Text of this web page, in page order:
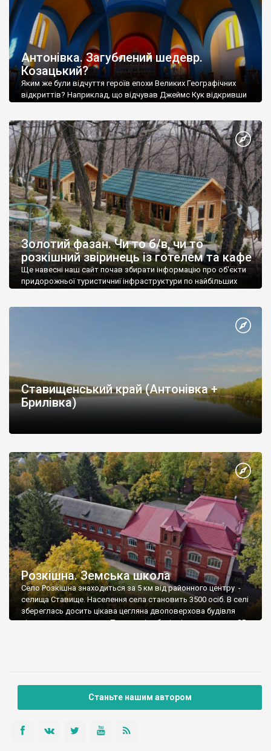
Антонівка. Загублений шедевр.
Козацький?
Яким же були відчуття героїв епохи Великих Географічних
відкриттів? Наприклад, що відчував Джеймс Кук відкривши
Золотий фазан. Чи то б/в, чи то
розкішний звіринець із готелем та кафе
Ще навесні наш сайт почав збирати інформацію про об'єкти
придорожньої туристичниї інфраструктури по найбільших
Ставищенський край (Антонівка +
Брилівка)
Розкішна. Земська школа
Село Розкішна знаходиться за 5 км від районного центру -
селища Ставище. Населення села становить 3500 осіб. В селі
збереглась досить цікава цегляна двоповерхова будівля
кімнатного планування. Товща стіни будівлі становить до 85
Станьте нашим автором